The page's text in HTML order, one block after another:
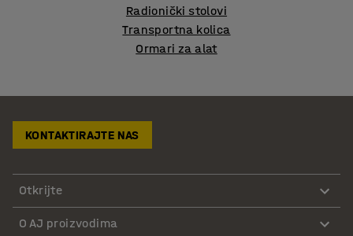
Radionički stolovi
Transportna kolica
Ormari za alat
KONTAKTIRAJTE NAS
Otkrijte
O AJ proizvodima